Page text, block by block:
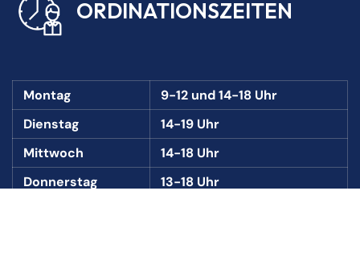
ORDINATIONSZEITEN
Montag
9-12 und 14-18 Uhr
Dienstag
14-19 Uhr
Mittwoch
14-18 Uhr
Donnerstag
13-18 Uhr